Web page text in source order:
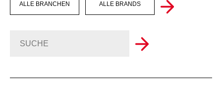
ALLE BRANCHEN ALLE BRANDS